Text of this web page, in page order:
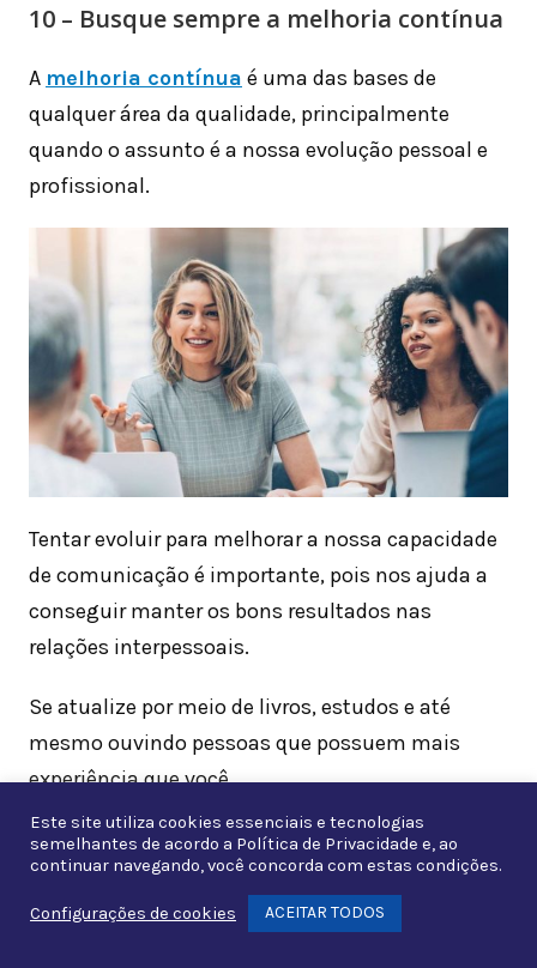
10 – Busque sempre a melhoria contínua
A melhoria contínua é uma das bases de
qualquer área da qualidade, principalmente
quando o assunto é a nossa evolução pessoal e
profissional.
Tentar evoluir para melhorar a nossa capacidade
de comunicação é importante, pois nos ajuda a
conseguir manter os bons resultados nas
relações interpessoais.
Se atualize por meio de livros, estudos e até
mesmo ouvindo pessoas que possuem mais
experiência que você.
Conclusão sobre a Comunicação
Assertiva
Este site utiliza cookies essenciais e tecnologias
semelhantes de acordo a Política de Privacidade e, ao
continuar navegando, você concorda com estas condições.
Configurações de cookies ACEITAR TODOS